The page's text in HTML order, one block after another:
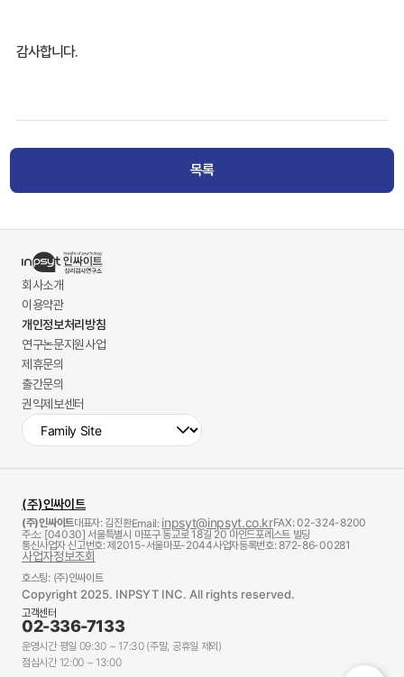
감사합니다.
목록
회사소개
이용약관
개인정보처리방침
연구논문지원사업
제휴문의
출간문의
권익제보센터
(주)인싸이트
(주)인싸이트대표자: 김진환Email: inpsyt@inpsyt.co.krFAX: 02-324-8200
주소: [04030] 서울특별시 마포구 동교로 18길 20 마인드포레스트 빌딩
통신사업자 신고번호: 제2015-서울마포-2044사업자등록번호: 872-86-00281
사업자정보조회
호스팅: (주)인싸이트
Copyright 2025. INPSYT INC. All rights reserved.
고객센터
02-336-7133
운영시간 평일 09:30 ~ 17:30 (주말, 공휴일 제외)
점심시간 12:00 ~ 13:00